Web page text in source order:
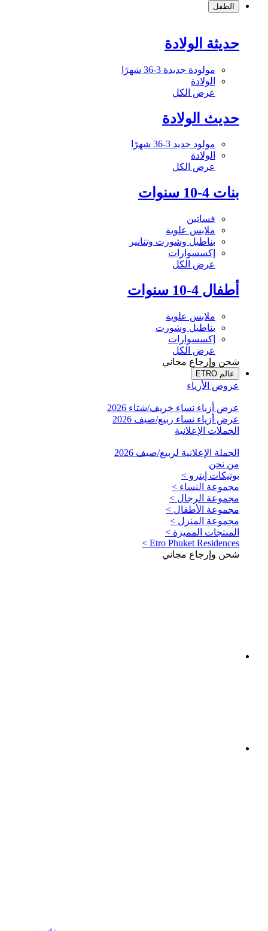
الطفل
حديثة الولادة
مولودة جديدة 3-36 شهرًا
الولادة
عرض الكل
حديث الولادة
مولود جديد 3-36 شهرًا
الولادة
عرض الكل
بنات 4-10 سنوات
فساتين
ملابس علوية
بناطيل وشورت وتنانير
إكسسوارات
عرض الكل
أطفال 4-10 سنوات
ملابس علوية
بناطيل وشورت
إكسسوارات
عرض الكل
شحن وإرجاع مجاني
عالم ETRO
عروض الأزياء
عرض أزياء نساء خريف/شتاء 2026
عرض أزياء نساء ربيع/صيف 2026
الحملات الإعلانية
الحملة الإعلانية لربيع/صيف 2026
من نحن
بوتيكات إيترو >
مجموعة النساء >
مجموعة الرجال >
مجموعة الأطفال >
مجموعة المنزل >
المنتجات المميزة >
Etro Phuket Residences >
شحن وإرجاع مجاني